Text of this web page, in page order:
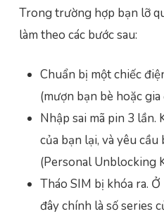
Trong trường hợp bạn lỡ
làm theo các bước sau:
Chuẩn bị một chiếc
(mượn bạn bè hoặc gia
Nhập sai mã pin 3 lần.
của bạn lại, và yêu
(Personal Unblocking
Tháo SIM bị khóa ra.
đây chính là số series